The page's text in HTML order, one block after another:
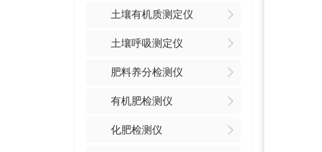
土壤有机质测定仪
土壤呼吸测定仪
肥料养分检测仪
有机肥检测仪
化肥检测仪